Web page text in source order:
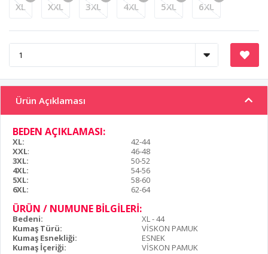
XL XXL 3XL 4XL 5XL 6XL
Ürün Açıklaması
BEDEN AÇIKLAMASI:
XL:
42-44
XXL:
46-48
3XL:
50-52
4XL:
54-56
5XL:
58-60
6XL:
62-64
ÜRÜN / NUMUNE BİLGİLERİ:
Bedeni:
XL - 44
Kumaş Türü:
VİSKON PAMUK
Kumaş Esnekliği:
ESNEK
Kumaş İçeriği:
VİSKON PAMUK